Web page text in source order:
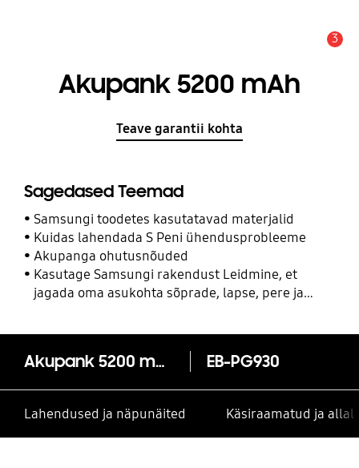
3
Akupank 5200 mAh
Teave garantii kohta
Sagedased Teemad
Samsungi toodetes kasutatavad materjalid
Kuidas lahendada S Peni ühendusprobleeme
Akupanga ohutusnõuded
Kasutage Samsungi rakendust Leidmine, et
jagada oma asukohta sõprade, lapse, pere ja
Akupank 5200 mAh EB-PG930
Lahendused ja näpunäited Käsiraamatud ja